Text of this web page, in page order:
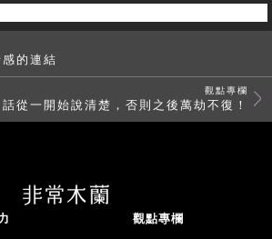
的連結
觀點專欄
話從一開始說清楚，否則之後萬劫不復！
觀點專欄